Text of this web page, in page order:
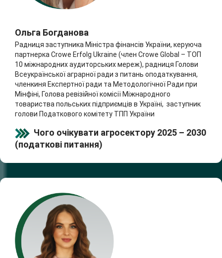
Ольга Богданова
Радниця заступника Міністра фінансів України, керуюча
партнерка Crowe Erfolg Ukraine (член Crowe Global – ТОП
10 міжнародних аудиторських мереж), радниця Голови
Всеукраїнської аграрної ради з питань оподаткування,
членкиня Експертної ради та Методологічної Ради при
Мінфіні, Голова ревізійної комісії Міжнародного
товариства польських підприємців в Україні, заступник
голови Податкового комітету ТПП України
Чого очікувати агросектору 2025 – 2030
(податкові питання)